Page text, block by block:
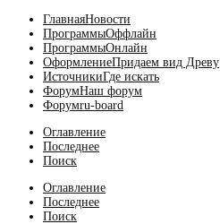
ГлавнаяНовости
ПрограммыОффлайн
ПрограммыОнлайн
ОформлениеПридаем вид Древу
ИсточникиГде искать
ФорумНаш форум
Форумru-board
Оглавление
Последнее
Поиск
Оглавление
Последнее
Поиск